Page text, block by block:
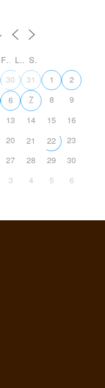
F L
S
30 31 1
2
6 7 8
9
13 14 15
16
20 21 22
23
27 28 29
30
3 4 5 6